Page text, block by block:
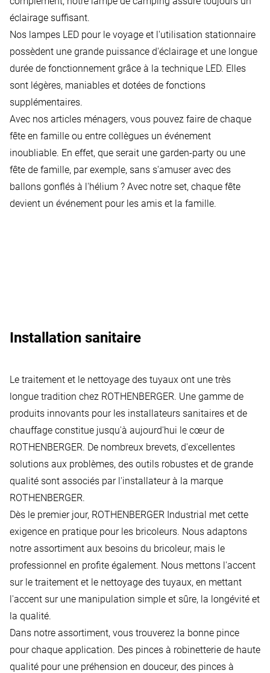
éclairage suffisant.
Nos lampes LED pour le voyage et l'utilisation stationnaire
possèdent une grande puissance d'éclairage et une longue
durée de fonctionnement grâce à la technique LED. Elles
sont légères, maniables et dotées de fonctions
supplémentaires.
Avec nos articles ménagers, vous pouvez faire de chaque
fête en famille ou entre collègues un événement
inoubliable. En effet, que serait une garden-party ou une
fête de famille, par exemple, sans s'amuser avec des
ballons gonflés à l'hélium ? Avec notre set, chaque fête
devient un événement pour les amis et la famille.
Installation sanitaire
Le traitement et le nettoyage des tuyaux ont une très
longue tradition chez ROTHENBERGER. Une gamme de
produits innovants pour les installateurs sanitaires et de
chauffage constitue jusqu'à aujourd'hui le cœur de
ROTHENBERGER. De nombreux brevets, d'excellentes
solutions aux problèmes, des outils robustes et de grande
qualité sont associés par l'installateur à la marque
ROTHENBERGER.
Dès le premier jour, ROTHENBERGER Industrial met cette
exigence en pratique pour les bricoleurs. Nous adaptons
notre assortiment aux besoins du bricoleur, mais le
professionnel en profite également. Nous mettons l'accent
sur le traitement et le nettoyage des tuyaux, en mettant
l'accent sur une manipulation simple et sûre, la longévité et
la qualité.
Dans notre assortiment, vous trouverez la bonne pince
pour chaque application. Des pinces à robinetterie de haute
qualité pour une préhension en douceur, des pinces à